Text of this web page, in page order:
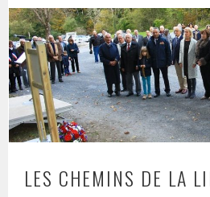
LES CHEMINS DE LA